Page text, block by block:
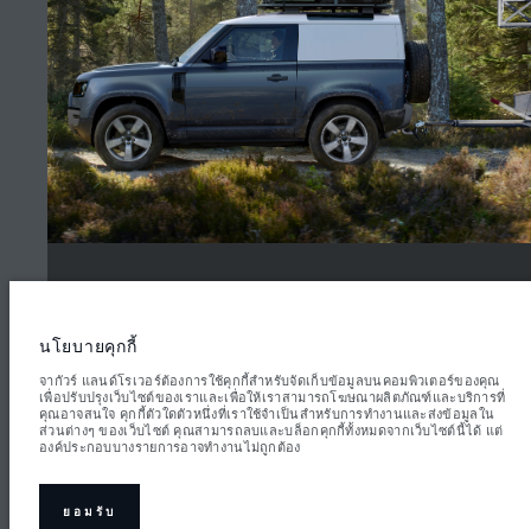
ภายใน
(5)
ภายนอก
ข้อตกลงและเงื่อนไข
นโยบายความเป็นส่วนตัว
Inchcape (Thailand) Co., Ltd., 4332 Rama4 Road Prakhanong Klongtoey
Bangkok 10110. ตัวเลขที่ระบุคือผลการทดสอบอย่างเป็นทางการของผู้ผลิตตาม
ทดสอบดังกล่าว และตัวเลขเหล่านี้ใช้เพื่อการเปรียบเทียบเท่านั้น ข้อมูล ข้อมูล
หมายเหตุสำคัญเกี่ยวกับภาพและข้อมูล:
โลกกำลังส่งผลกระทบต่อข้อกำหนดเฉพาะของการผลิตรถยนต์ ความพร้อมของตัว
เลือก และกำหนดเวลาในการประกอบรถยนต์ ซึ่งเป็นสถานการณ์ที่มีการ
เปลี่ยนแปลง และด้วยเหตุนี้ภาพที่ใช้ภายในเว็บไซต์ในปัจจุบันจึงอาจไม่สะท้อนถึง
ข้อกำหนดคุณลักษณะ ตัวเลือกการตกแต่ง และโครงร่างสีของรถยนต์ที่มีในปัจจุบัน
โปรดปรึกษาผู้ค้าปลีกของคุณซึ่งจะสามารถยืนยันข้อจำกัดปัจจุบันกับคุณได้ เพื่อให้
คุณมีตัวเลือกและข้อมูลที่ครบถ้วน
ว่าน้ำหนักรวมของรถยนต์และน้ำหนักบรรทุกสูงสุดของแต่ละเพลาไม่เกินค่าที่
นโยบายคุกกี้
จากัวร์ แลนด์โรเวอร์ต้องการใช้คุกกี้สำหรับจัดเก็บข้อมูลบนคอมพิวเตอร์ของคุณ
เพื่อปรับปรุงเว็บไซต์ของเราและเพื่อให้เราสามารถโฆษณาผลิตภัณฑ์และบริการที่
คุณอาจสนใจ คุกกี้ตัวใดตัวหนึ่งที่เราใช้จำเป็นสำหรับการทำงานและส่งข้อมูลใน
ส่วนต่างๆ ของเว็บไซต์ คุณสามารถลบและบล็อกคุกกี้ทั้งหมดจากเว็บไซต์นี้ได้ แต่
องค์ประกอบบางรายการอาจทำงานไม่ถูกต้อง
ยอมรับ